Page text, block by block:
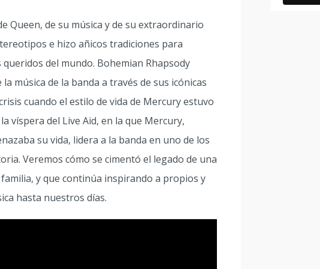
Queen, de su música y de su extraordinario
e hizo añicos tradiciones para
del mundo. Bohemian Rhapsody
música de la banda a través de sus icónicas
cuando el estilo de vida de Mercury estuvo
víspera del Live Aid, en la que Mercury,
su vida, lidera a la banda en uno de los
Veremos cómo se cimentó el legado de una
y que continúa inspirando a propios y
hasta nuestros días.